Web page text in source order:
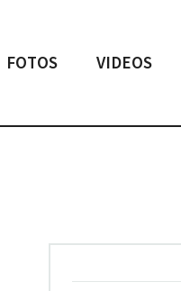
FOTOS VIDEOS